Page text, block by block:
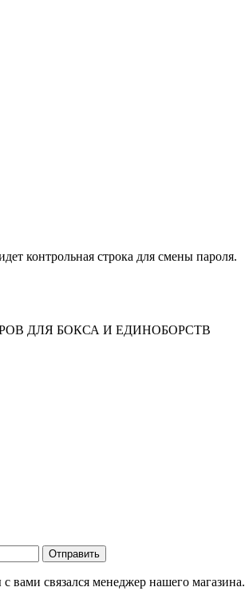
контрольная строка для смены пароля.
ДЛЯ БОКСА И ЕДИНОБОРСТВ
связался менеджер нашего магазина.